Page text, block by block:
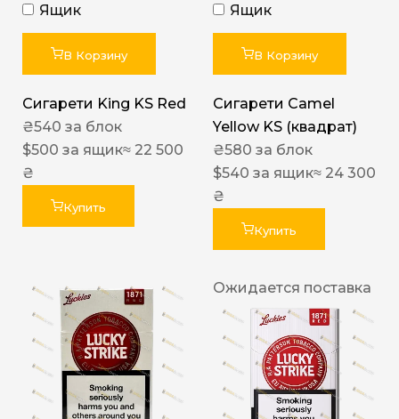
Ящик
В Корзину
Сигарети King KS Red
₴540 за блок
$500 за ящик≈ 22 500
₴
Купить
Ящик
В Корзину
Сигарети Camel
Yellow KS (квадрат)
₴580 за блок
$540 за ящик≈ 24 300
₴
Купить
Ожидается поставка